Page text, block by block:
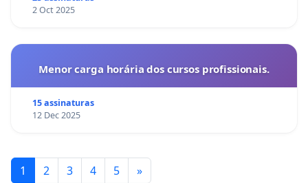
2 Oct 2025
Menor carga horária dos cursos profissionais.
15 assinaturas
12 Dec 2025
1 2 3 4 5 »